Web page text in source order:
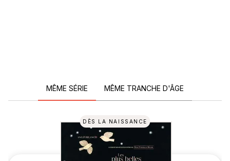
MÊME SÉRIE MÊME TRANCHE D'ÂGE
DÈS LA NAISSANCE